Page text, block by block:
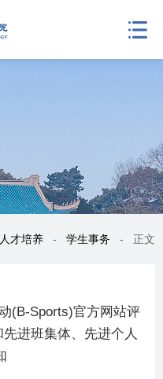
人才培养 - 学生事务 - 正文
(B-Sports)官方网站评
进班集体、先进个人